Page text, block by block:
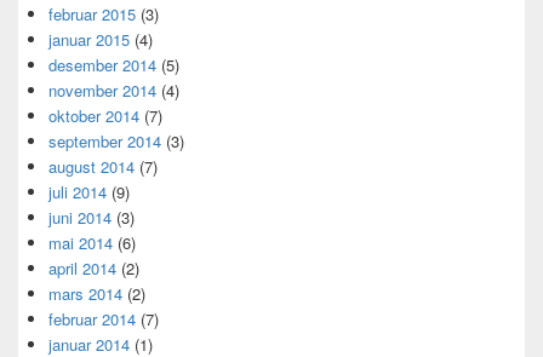
februar 2015 (3)
januar 2015 (4)
desember 2014 (5)
november 2014 (4)
oktober 2014 (7)
september 2014 (3)
august 2014 (7)
juli 2014 (9)
juni 2014 (3)
mai 2014 (6)
april 2014 (2)
mars 2014 (2)
februar 2014 (7)
januar 2014 (1)